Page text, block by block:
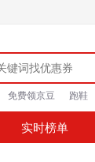
免费领京豆 跑鞋
实时榜单